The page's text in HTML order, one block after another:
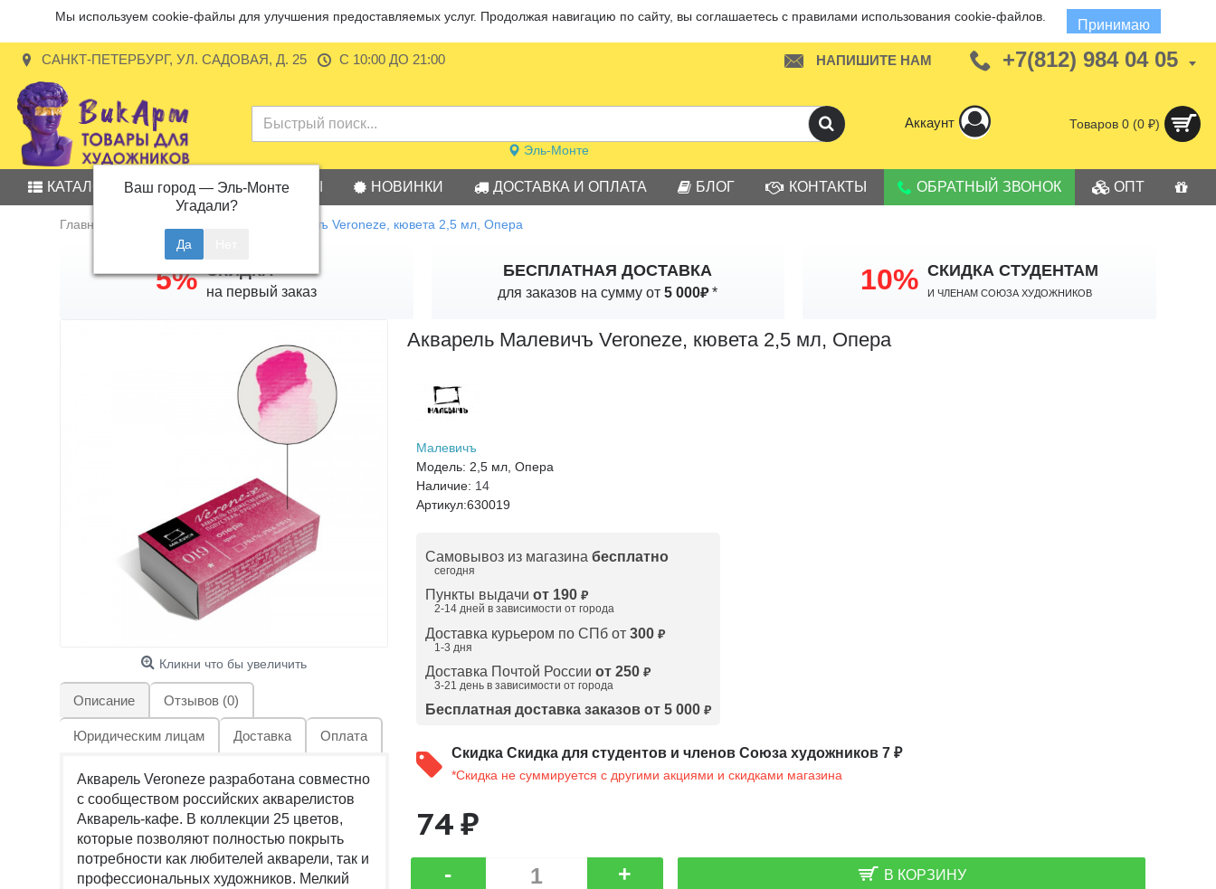
Мы используем cookie-файлы для улучшения предоставляемых услуг. Продолжая навигацию по сайту, вы соглашаетесь с правилами использования cookie-файлов.
Принимаю
САНКТ-ПЕТЕРБУРГ, УЛ. САДОВАЯ, Д. 25 С 10:00 ДО 21:00 НАПИШИТЕ НАМ +7(812) 984 04 05
Эль-Монте
Ваш город — Эль-Монте
Угадали?
Аккаунт Товаров 0 (0 ₽)
КАТАЛОГ АКЦИИ БРЕНДЫ НОВИНКИ ДОСТАВКА И ОПЛАТА БЛОГ КОНТАКТЫ ОБРАТНЫЙ ЗВОНОК ОПТ
Главная Акварель Малевичъ Veroneze, кювета 2,5 мл, Опера
5% СКИДКА
на первый заказ
БЕСПЛАТНАЯ ДОСТАВКА
для заказов на сумму от5 000₽* 10% СКИДКА СТУДЕНТАМ
И членам Союза Художников
Кликни что бы увеличить
Описание Отзывов (0)
Юридическим лицам Доставка Оплата
Акварель Veroneze разработана совместно
с сообществом российских акварелистов
Акварель-кафе. В коллекции 25 цветов,
которые позволяют полностью покрыть
потребности как любителей акварели, так и
профессиональных художников. Мелкий
Акварель Малевичъ Veroneze, кювета 2,5 мл, Опера
Малевичъ
Модель: 2,5 мл, Опера
Наличие: 14
Артикул:630019
Самовывоз из магазина бесплатно
сегодня
Пункты выдачи от 190 ₽
2-14 дней в зависимости от города
Доставка курьером по СПб от 300 ₽
1-3 дня
Доставка Почтой России от 250 ₽
3-21 день в зависимости от города
Бесплатная доставка заказов от 5 000₽
Скидка Скидка для студентов и членов Союза художников 7 ₽
*Скидка не суммируется с другими акциями и скидками магазина
74 ₽
- + В КОРЗИНУ